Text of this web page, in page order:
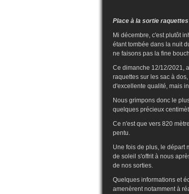
Place à la sortie
Mi décembre, c'est plutôt
étant tombée dans la nuit
ne faisons pas la fine
Ce dimanche 12/12/2021,
raquettes sur les sac à
d'excellente qualité, mais
Nous grimpons donc le
quelques précieux
Ce n'est que vers 820
pentu.
Une fois de plus, le départ
de soleil s'offrit à nous
de nos sorties.
Quelques informations et
amenèrent notamment à